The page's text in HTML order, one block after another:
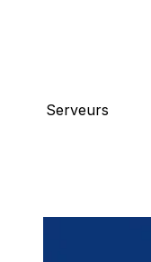
Serveurs